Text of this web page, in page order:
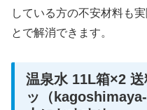
している方の不安材料も
とで解消できます。
温泉水 11L箱×2
ッ（